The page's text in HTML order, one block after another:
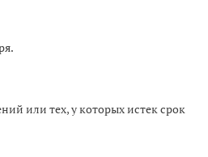
или тех, у которых истек срок